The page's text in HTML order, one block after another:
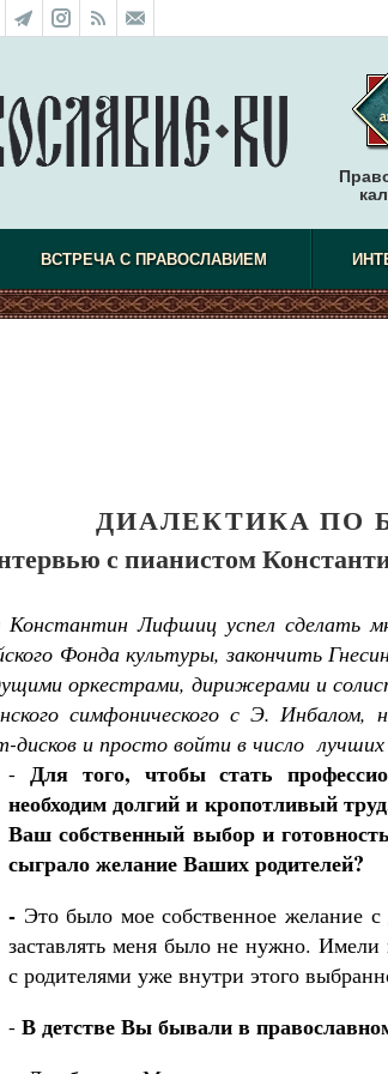
ВСТРЕЧА С ПРАВОСЛАВИЕМ
ДИАЛЕКТИКА ПО
с пианистом
Лифшиц успел сделать
Фонда культуры, закончить
оркестрами, дирижерами и
симфонического с Э. Инбалом,
дисков и просто войти в число
- Для того, чтобы стать
необходим долгий и кропотливый
Ваш собственный выбор и
сыграло желание Ваших родителей?
- Это было мое собственное желание
заставлять меня было не нужно.
с родителями уже внутри этого
- В детстве Вы бывали в